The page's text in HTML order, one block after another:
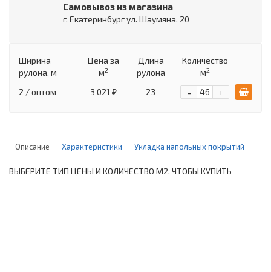
Самовывоз из магазина
г. Екатеринбург ул. Шаумяна, 20
Ширина
рулона, м
Цена за
м2
Длина
рулона
Количество
м2
2 / оптом 3 021 ₽ 23 +
-
Описание Характеристики Укладка напольных покрытий
ВЫБЕРИТЕ ТИП ЦЕНЫ И КОЛИЧЕСТВО М2, ЧТОБЫ КУПИТЬ